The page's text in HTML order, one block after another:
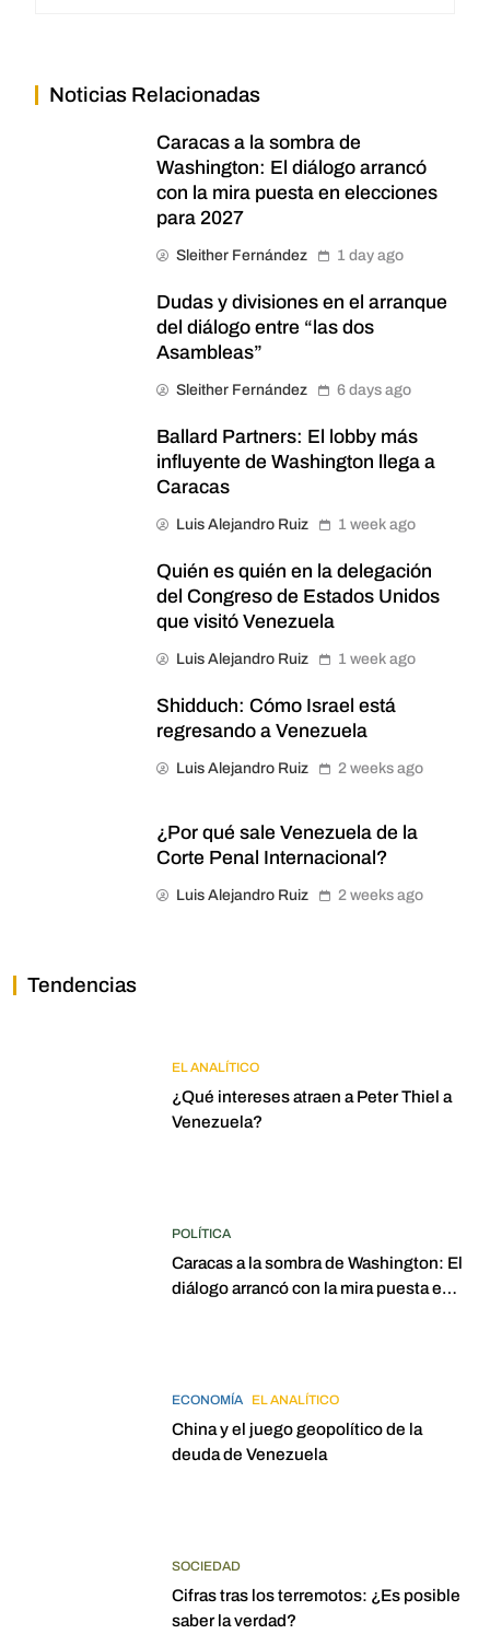
Noticias Relacionadas
Caracas a la sombra de
Washington: El diálogo arrancó
con la mira puesta en elecciones
para 2027
Sleither Fernández 1 day ago
Dudas y divisiones en el arranque
del diálogo entre “las dos
Asambleas”
Sleither Fernández 6 days ago
Ballard Partners: El lobby más
influyente de Washington llega a
Caracas
Luis Alejandro Ruiz 1 week ago
Quién es quién en la delegación
del Congreso de Estados Unidos
que visitó Venezuela
Luis Alejandro Ruiz 1 week ago
Shidduch: Cómo Israel está
regresando a Venezuela
Luis Alejandro Ruiz 2 weeks ago
¿Por qué sale Venezuela de la
Corte Penal Internacional?
Luis Alejandro Ruiz 2 weeks ago
Tendencias
EL ANALÍTICO
¿Qué intereses atraen a Peter Thiel a
Venezuela?
POLÍTICA
Caracas a la sombra de Washington: El
diálogo arrancó con la mira puesta en
ECONOMÍA EL ANALÍTICO
China y el juego geopolítico de la
deuda de Venezuela
SOCIEDAD
Cifras tras los terremotos: ¿Es posible
saber la verdad?